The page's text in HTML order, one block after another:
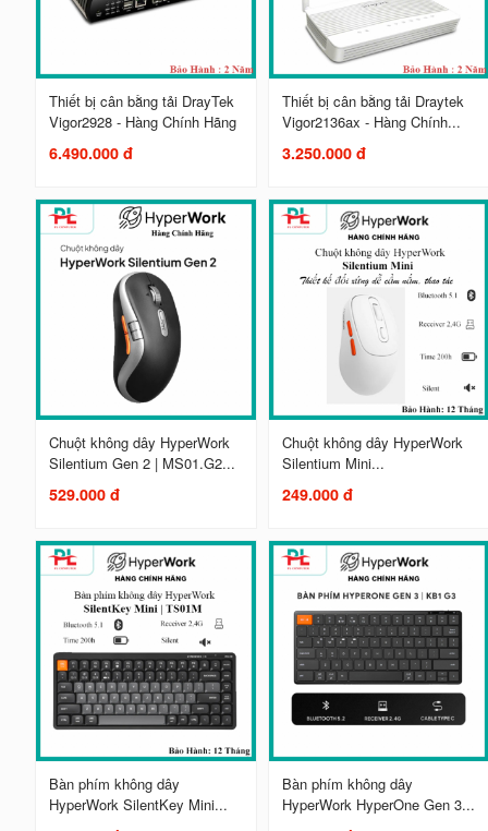
Thiết bị cân bằng tải DrayTek
Vigor2928 - Hàng Chính Hãng
6.490.000 đ
Thiết bị cân bằng tải Draytek
Vigor2136ax - Hàng Chính...
3.250.000 đ
Chuột không dây HyperWork
Silentium Gen 2 | MS01.G2...
529.000 đ
Chuột không dây HyperWork
Silentium Mini...
249.000 đ
Bàn phím không dây
HyperWork SilentKey Mini...
Bàn phím không dây
HyperWork HyperOne Gen 3...